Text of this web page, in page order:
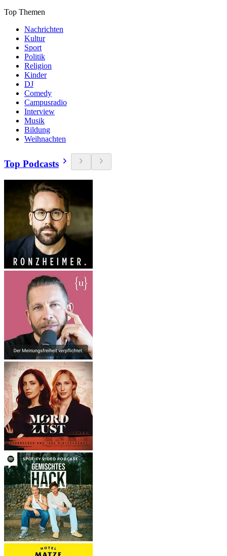
Top Themen
Nachrichten
Kultur
Sport
Politik
Religion
Kinder
DJ
Comedy
Campusradio
Interview
Musik
Bildung
Weihnachten
Top Podcasts